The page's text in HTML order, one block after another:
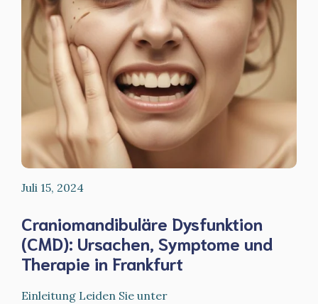
Juli 15, 2024
Craniomandibuläre Dysfunktion
(CMD): Ursachen, Symptome und
Therapie in Frankfurt
Einleitung Leiden Sie unter